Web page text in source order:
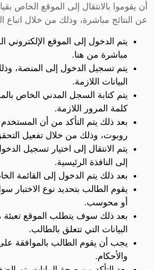
أن يقوموا بالانتقال إلى الموقع الخاص
عن النتائج مباشرة، وذلك من خلال اتباع
يتم الدخول إلى الموقع
مباشرة من هنا.
يتم تسجيل الدخول إلى المنصة،
البيانات اللازمة.
يتم كتابة السجل المدني الخاص
كلمة المرور اللازمة.
بعد ذلك يتم التأكد من أن
روبوت، وذلك من خلال تفعيل
يتم الانتقال إلى اختيار تسجيل
إلى النافذة الرئيسية.
بعد ذلك يتم الدخول إلى القائمة
يقوم الطالب بتحديد نوع الاختبار
أو محوسب.
بعد ذلك سوف يتطلب الموقع
البيانات التي تتعلق بالطالب.
يجب أن يقوم الطالب بالموافقة
والأحكام.